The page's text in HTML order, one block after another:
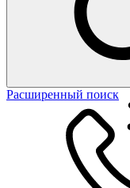
Расширенный поиск